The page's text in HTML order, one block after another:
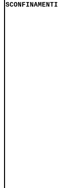
SCONFINAMENTI